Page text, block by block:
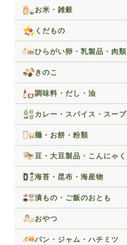
お米・雑穀
くだもの
ひらがい卵・乳製品・肉類
きのこ
調味料・だし・油
カレー・スパイス・スープ
麺・お餅・粉類
豆・大豆製品・こんにゃく
海苔・昆布・海産物
漬もの・ご飯のおとも
おやつ
パン・ジャム・ハチミツ